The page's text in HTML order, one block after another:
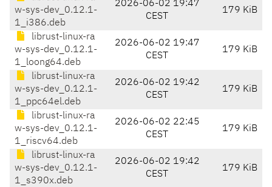
w-sys-dev_0.12.1-
1_i386.deb
2026-06-02 19:47
CEST
179 KiB
librust-linux-ra
w-sys-dev_0.12.1-
1_loong64.deb
2026-06-02 19:47
CEST
179 KiB
librust-linux-ra
w-sys-dev_0.12.1-
1_ppc64el.deb
2026-06-02 19:42
CEST
179 KiB
librust-linux-ra
w-sys-dev_0.12.1-
1_riscv64.deb
2026-06-02 22:45
CEST
179 KiB
librust-linux-ra
w-sys-dev_0.12.1-
1_s390x.deb
2026-06-02 19:42
CEST
179 KiB